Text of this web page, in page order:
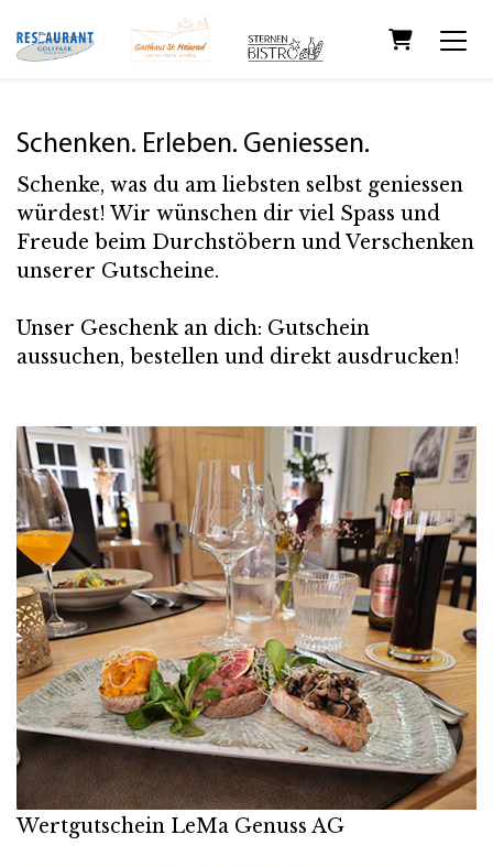
Warenkorb
Schenken. Erleben. Geniessen.
Schenke, was du am liebsten selbst geniessen
würdest! Wir wünschen dir viel Spass und
Freude beim Durchstöbern und Verschenken
unserer Gutscheine.
Unser Geschenk an dich: Gutschein
aussuchen, bestellen und direkt ausdrucken!
Wertgutschein LeMa Genuss AG